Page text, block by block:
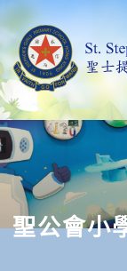
聖公會小